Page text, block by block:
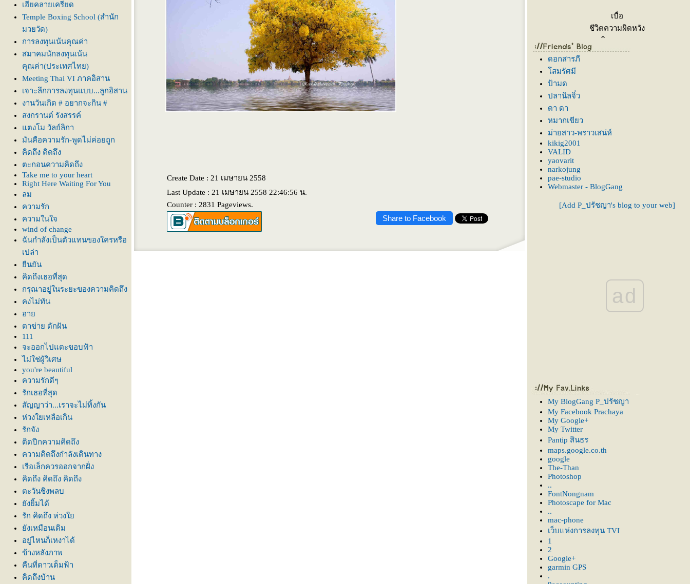
เฮียคลายเครียด
Temple Boxing School (สำนัก
มวยวัด)
การลงทุนเน้นคุณค่า
สมาคมนักลงทุนเน้น
คุณค่า(ประเทศไทย)
Meeting Thai VI ภาคอิสาน
เจาะลึกการลงทุนแบบ...ลูกอิสาน
งานวันเกิด # อยากจะกิน #
สงกรานต์ รังสรรค์
ตงโม วัลย์ลิกา
มันคือความรัก-พูดไม่ค่อยถูก
คิดถึง คิดถึง
ตะกอนความคิดถึง
Take me to your heart
Right Here Waiting For You
ลม
ความรัก
ความในใจ
wind of change
ฉันกำลังเป็นตัวแทนของใครหรือ
เปล่า
ืนยัน
คิดถึงเธอที่สุด
กรุณาอยู่ในระยะของความคิดถึง
คงไม่ทัน
อา
ตาข่าย ดักฝัน
111
จะออกไปแตะขอบฟ้า
ไม่ใช่ผู้วิเศษ
you're beautiful
ความรักดีๆ
รักเธอที่สุด
สัญญาว่า...เราจะไม่ทิ้งกัน
ห่วงใยเหลือเกิน
รักจัง
ติดปีกความคิดถึง
ความคิดถึงกำลังเดินทาง
เรือเล็กควรออกจากฝั่ง
คิดถึง คิดถึง คิดถึง
ตะวันชิงพลบ
ังยิ้มได้
รัก คิดถึง ห่วง
ังเหมือนเดิม
อยู่ไหนก็เหงาได้
ข้างหลังภาพ
คืนที่ดาวเต็มฟ้า
คิดถึงบ้าน
Create Date : 21 เมษายน 2558
Last Update : 21 เมษายน 2558 22:46:56 น.
Counter : 2831 Pageviews.
Share to Facebook
เบื่อ
ชีวิตความผิดหวัง
นบางหน
นบางที
ดอกสารภี
สมรัศมี
ป้ามด
ปลานิลจิ๋ว
ดา ดา
หมากเขียว
ม่ายสาว-พราวเสน่ห์
kikig2001
VALID
yaovarit
narkojung
pae-studio
Webmaster - BlogGang
[Add P_ปรัชญา's blog to your web]
ad
My BlogGang P_ปรัชญา
My Facebook Prachaya
My Google+
My Twitter
Pantip สินธร
maps.google.co.th
google
The-Than
Photoshop
..
FontNongnam
Photoscape for Mac
..
mac-phone
เว็บแห่งการลงทุน TVI
1
2
Google+
garmin GPS
.